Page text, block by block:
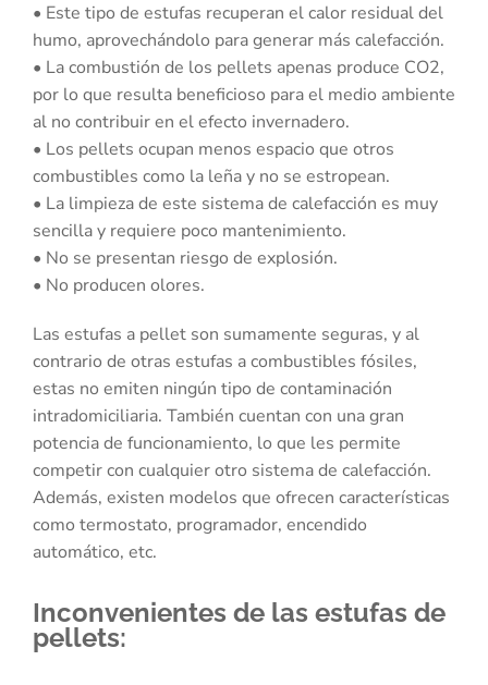
• Este tipo de estufas recuperan el calor residual del
humo, aprovechándolo para generar más calefacción.
• La combustión de los pellets apenas produce CO2,
por lo que resulta beneficioso para el medio ambiente
al no contribuir en el efecto invernadero.
• Los pellets ocupan menos espacio que otros
combustibles como la leña y no se estropean.
• La limpieza de este sistema de calefacción es muy
sencilla y requiere poco mantenimiento.
• No se presentan riesgo de explosión.
• No producen olores.
Las estufas a pellet son sumamente seguras, y al
contrario de otras estufas a combustibles fósiles,
estas no emiten ningún tipo de contaminación
intradomiciliaria. También cuentan con una gran
potencia de funcionamiento, lo que les permite
competir con cualquier otro sistema de calefacción.
Además, existen modelos que ofrecen características
como termostato, programador, encendido
automático, etc.
Inconvenientes de las estufas de
pellets: